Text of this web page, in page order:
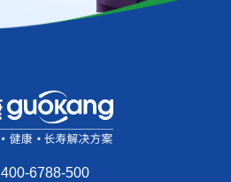
400-6788-500